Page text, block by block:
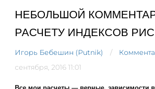
НЕБОЛЬШОЙ
РАСЧЕТУ ИНДЕКСОВ
Игорь Бебешин (Putnik)
сентября, 2016 11:01